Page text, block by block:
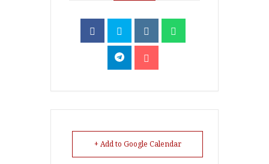
+ Add to Google Calendar